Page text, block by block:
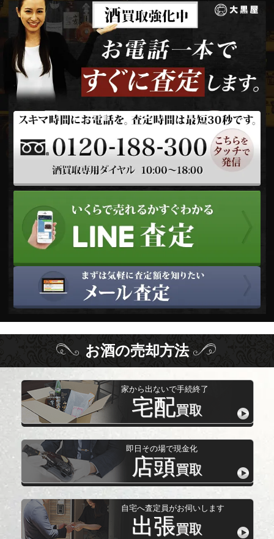
お酒の売却方法
家から出ないで手続終了
宅配買取
即日その場で現金化
店頭買取
自宅へ査定員がお伺いします
出張買取